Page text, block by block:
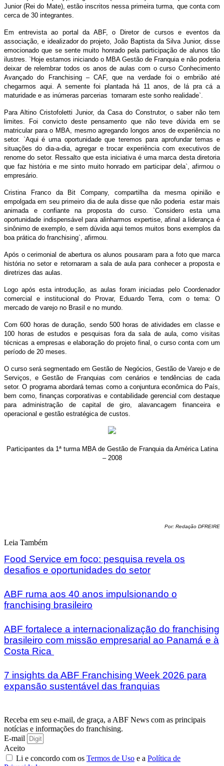
Junior (Rei do Mate), estão inscritos nessa primeira turma, que conta com
cerca de 30 integrantes.
Em entrevista ao portal da ABF, o Diretor de cursos e eventos da
associação, e idealizador do projeto, João Baptista da Silva Junior, disse
emocionado que se sente muito honrado pela participação de alunos tão
ilustres. `Hoje estamos iniciando o MBA Gestão de Franquia e não poderia
deixar de relembrar todos os anos de aulas com o curso Conhecimento
Avançado do Franchising – CAF, que na verdade foi o embrião até
chegarmos aqui. A semente foi plantada há 11 anos, de lá pra cá a
maturidade e as inúmeras parcerias tornaram este sonho realidade`.
Para Altino Cristofoletti Junior, da Casa do Construtor, o saber não tem
limites. Foi convicto deste pensamento que não teve dúvida em se
matricular para o MBA, mesmo agregando longos anos de experiência no
setor. `Aqui é uma oportunidade que teremos para aprofundar temas e
situações do dia-a-dia, agregar e trocar experiência com executivos de
renome do setor. Ressalto que esta iniciativa é uma marca desta diretoria
que faz história e me sinto muito honrado em participar dela`, afirmou o
empresário.
Cristina Franco da Bit Company, compartilha da mesma opinião e
empolgada em seu primeiro dia de aula disse que não poderia estar mais
animada e confiante na proposta do curso. `Considero esta uma
oportunidade indispensável para alinharmos expertise, afinal a liderança é
sinônimo de exemplo, e sem dúvida aqui temos muitos bons exemplos da
boa prática do franchising`, afirmou.
Após o cerimonial de abertura os alunos pousaram para a foto que marca
história no setor e retornaram a sala de aula para conhecer a proposta e
diretrizes das aulas.
Logo após esta introdução, as aulas foram iniciadas pelo Coordenador
comercial e institucional do Provar, Eduardo Terra, com o tema: O
mercado de varejo no Brasil e no mundo.
Com 600 horas de duração, sendo 500 horas de atividades em classe e
100 horas de estudos e pesquisas fora da sala de aula, como visitas
técnicas a empresas e elaboração do projeto final, o curso conta com um
período de 20 meses.
O curso será segmentado em Gestão de Negócios, Gestão de Varejo e de
Serviços, e Gestão de Franquias com cenários e tendências de cada
setor. O programa abordará temas como a conjuntura econômica do País,
bem como, finanças corporativas e contabilidade gerencial com destaque
para administração de capital de giro, alavancagem financeira e
operacional e gestão estratégica de custos.
Participantes da 1ª turma MBA de Gestão de Franquia da América Latina
– 2008
Por: Redação DFREIRE
Leia Também
Food Service em foco: pesquisa revela os
desafios e oportunidades do setor
ABF ruma aos 40 anos impulsionando o
franchising brasileiro
ABF fortalece a internacionalização do franchising
brasileiro com missão empresarial ao Panamá e à
Costa Rica
7 insights da ABF Franchising Week 2026 para
expansão sustentável das franquias
Receba em seu e-mail, de graça, a ABF News com as principais
notícias e informações do franchising.
E-mail
Aceito
Li e concordo com os Termos de Uso e a Política de